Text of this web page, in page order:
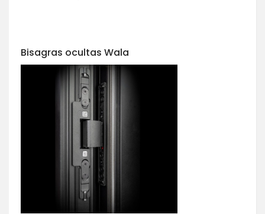
Bisagras ocultas Wala